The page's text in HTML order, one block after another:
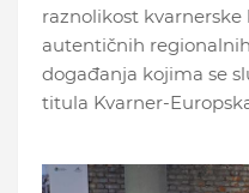
raznolikost
autentičnih
događanja kojima se
titula Kvarner-